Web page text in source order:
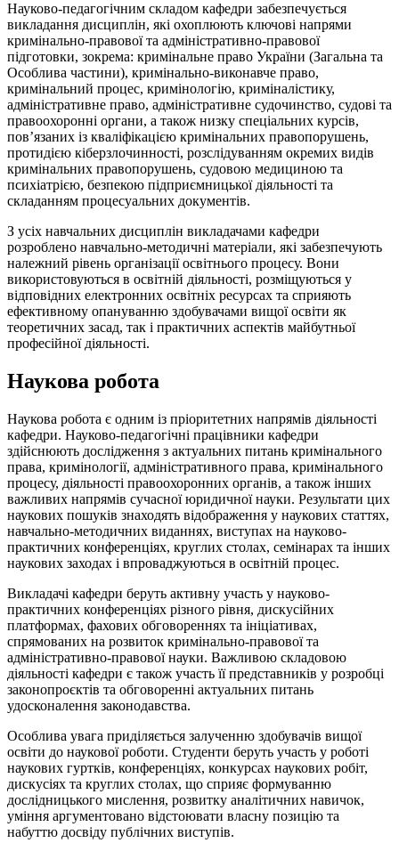
Науково-педагогічним складом кафедри забезпечується
викладання дисциплін, які охоплюють ключові напрями
кримінально-правової та адміністративно-правової
підготовки, зокрема: кримінальне право України (Загальна та
Особлива частини), кримінально-виконавче право,
кримінальний процес, кримінологію, криміналістику,
адміністративне право, адміністративне судочинство, судові та
правоохоронні органи, а також низку спеціальних курсів,
пов’язаних із кваліфікацією кримінальних правопорушень,
протидією кіберзлочинності, розслідуванням окремих видів
кримінальних правопорушень, судовою медициною та
психіатрією, безпекою підприємницької діяльності та
складанням процесуальних документів.
З усіх навчальних дисциплін викладачами кафедри
розроблено навчально-методичні матеріали, які забезпечують
належний рівень організації освітнього процесу. Вони
використовуються в освітній діяльності, розміщуються у
відповідних електронних освітніх ресурсах та сприяють
ефективному опануванню здобувачами вищої освіти як
теоретичних засад, так і практичних аспектів майбутньої
професійної діяльності.
Наукова робота
Наукова робота є одним із пріоритетних напрямів діяльності
кафедри. Науково-педагогічні працівники кафедри
здійснюють дослідження з актуальних питань кримінального
права, кримінології, адміністративного права, кримінального
процесу, діяльності правоохоронних органів, а також інших
важливих напрямів сучасної юридичної науки. Результати цих
наукових пошуків знаходять відображення у наукових статтях,
навчально-методичних виданнях, виступах на науково-
практичних конференціях, круглих столах, семінарах та інших
наукових заходах і впроваджуються в освітній процес.
Викладачі кафедри беруть активну участь у науково-
практичних конференціях різного рівня, дискусійних
платформах, фахових обговореннях та ініціативах,
спрямованих на розвиток кримінально-правової та
адміністративно-правової науки. Важливою складовою
діяльності кафедри є також участь її представників у розробці
законопроєктів та обговоренні актуальних питань
удосконалення законодавства.
Особлива увага приділяється залученню здобувачів вищої
освіти до наукової роботи. Студенти беруть участь у роботі
наукових гуртків, конференціях, конкурсах наукових робіт,
дискусіях та круглих столах, що сприяє формуванню
дослідницького мислення, розвитку аналітичних навичок,
уміння аргументовано відстоювати власну позицію та
набуттю досвіду публічних виступів.